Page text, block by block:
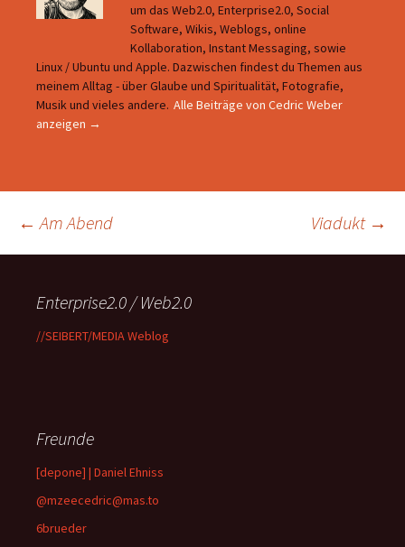
um das Web2.0, Enterprise2.0, Social
Software, Wikis, Weblogs, online
Kollaboration, Instant Messaging, sowie
Linux / Ubuntu und Apple. Dazwischen findest du Themen aus
meinem Alltag - über Glaube und Spiritualität, Fotografie,
Musik und vieles andere. Alle Beiträge von Cedric Weber
anzeigen →
Beitragsnavigation
← Am Abend Viadukt →
Enterprise2.0 / Web2.0
//SEIBERT/MEDIA Weblog
Freunde
[depone] | Daniel Ehniss
@mzeecedric@mas.to
6brueder